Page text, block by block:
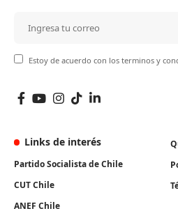
Estoy de acuerdo con los terminos y
Links de interés
Partido Socialista de Chile
CUT Chile
ANEF Chile